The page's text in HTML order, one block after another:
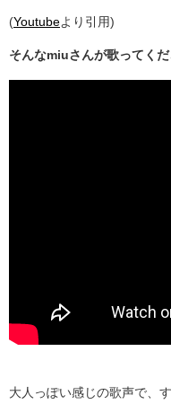
(Youtubeより引用)
そんなmiuさんが歌ってく
大人っぽい感じの歌声で、